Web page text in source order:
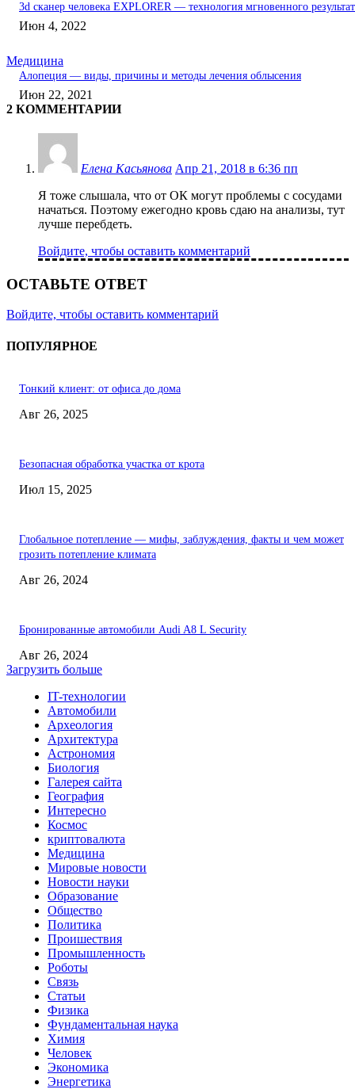
3d сканер человека EXPLORER — технология мгновенного
Июн 4, 2022
Медицина
Алопеция — виды, причины и методы лечения облысения
Июн 22, 2021
2 КОММЕНТАРИИ
Елена Касьянова Апр 21, 2018 в 6:36 пп
Я тоже слышала, что от ОК могут проблемы с сосудами
начаться. Поэтому ежегодно кровь сдаю на анализы, тут
лучше перебдеть.
Войдите, чтобы оставить комментарий
ОСТАВЬТЕ ОТВЕТ
Войдите, чтобы оставить комментарий
ПОПУЛЯРНОЕ
Тонкий клиент: от офиса до дома
Авг 26, 2025
Безопасная обработка участка от крота
Июл 15, 2025
Глобальное потепление — мифы, заблуждения, факты и чем может
грозить потепление климата
Авг 26, 2024
Бронированные автомобили Audi A8 L Security
Авг 26, 2024
Загрузить больше
IT-технологии
Автомобили
Археология
Архитектура
Астрономия
Биология
Галерея сайта
География
Интересно
Космос
криптовалюта
Медицина
Мировые новости
Новости науки
Образование
Общество
Политика
Проишествия
Промышленность
Роботы
Связь
Статьи
Физика
Фундаментальная наука
Химия
Человек
Экономика
Энергетика